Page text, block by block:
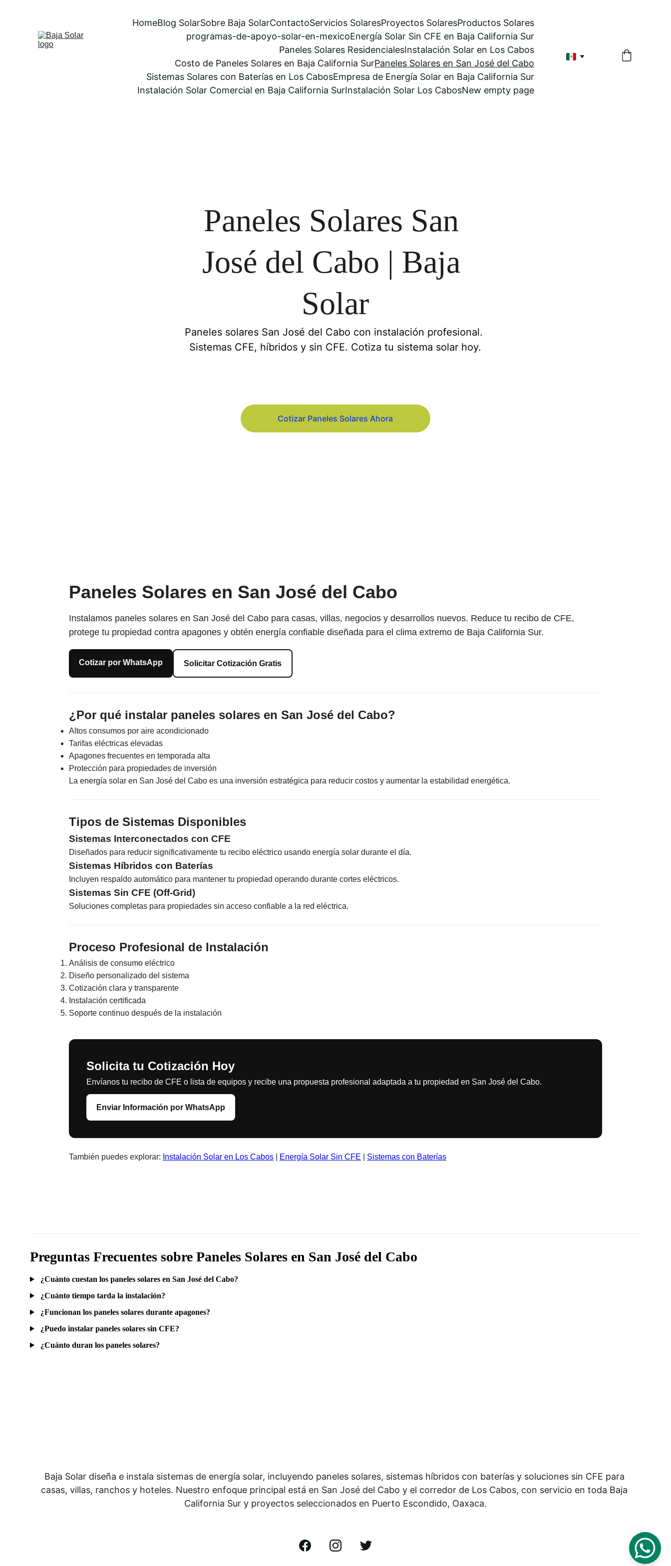
HomeBlog SolarSobre Baja SolarContactoServicios SolaresProyectos SolaresProductos Solares
programas-de-apoyo-solar-en-mexicoEnergía Solar Sin CFE en Baja California Sur
Paneles Solares ResidencialesInstalación Solar en Los Cabos
Costo de Paneles Solares en Baja California SurPaneles Solares en San José del Cabo
Sistemas Solares con Baterías en Los CabosEmpresa de Energía Solar en Baja California Sur
Instalación Solar Comercial en Baja California SurInstalación Solar Los CabosNew empty page
Paneles Solares San
José del Cabo | Baja
Solar
Paneles solares San José del Cabo con instalación profesional.
Sistemas CFE, híbridos y sin CFE. Cotiza tu sistema solar hoy.
Cotizar Paneles Solares Ahora
Baja Solar diseña e instala sistemas de energía solar, incluyendo paneles solares, sistemas híbridos con baterías y soluciones sin CFE para
casas, villas, ranchos y hoteles. Nuestro enfoque principal está en San José del Cabo y el corredor de Los Cabos, con servicio en toda Baja
California Sur y proyectos seleccionados en Puerto Escondido, Oaxaca.